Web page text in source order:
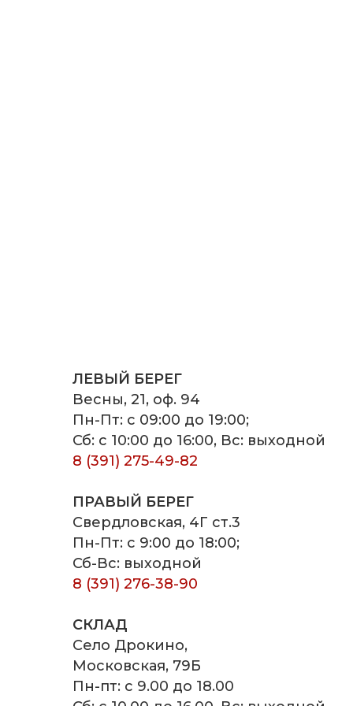
ЛЕВЫЙ БЕРЕГ
Весны, 21, оф. 94
Пн-Пт: с 09:00 до 19:00;
Сб: с 10:00 до 16:00, Вс: выходной
8 (391) 275-49-82
ПРАВЫЙ БЕРЕГ
Свердловская, 4Г ст.3
Пн-Пт: с 9:00 до 18:00;
Сб-Вс: выходной
8 (391) 276-38-90
СКЛАД
Село Дрокино,
Московская, 79Б
Пн-пт: с 9.00 до 18.00